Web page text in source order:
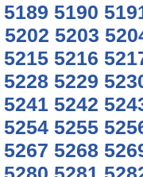
5189 5190
5202 5203
5215 5216
5228 5229
5241 5242
5254 5255
5267 5268